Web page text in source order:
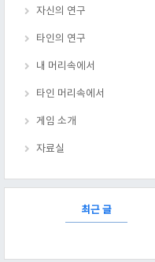
자신의 연구
타인의 연구
내 머리속에서
타인 머리속에서
게임 소개
자료실
최근 글